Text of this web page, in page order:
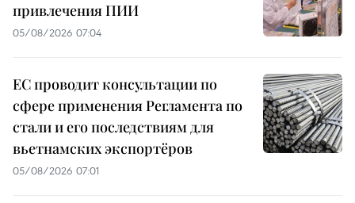
привлечения ПИИ
05/08/2026 07:04
ЕС проводит консультации по
сфере применения Регламента по
стали и его последствиям для
вьетнамских экспортёров
05/08/2026 07:01